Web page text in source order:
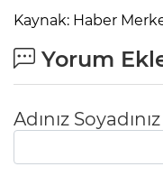
Kaynak: Haber
Yorum
Adınız Soyadınız